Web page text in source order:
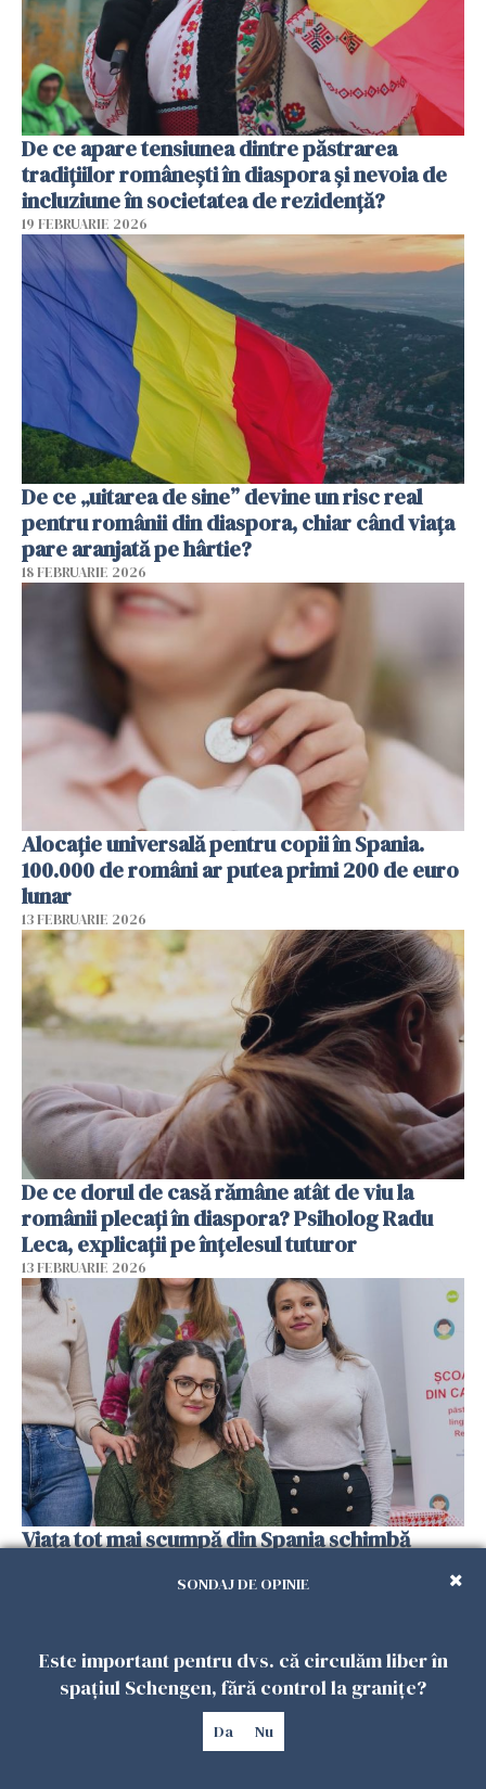
De ce apare tensiunea dintre păstrarea
tradițiilor românești în diaspora și nevoia de
incluziune în societatea de rezidență?
19 FEBRUARIE 2026
De ce „uitarea de sine” devine un risc real
pentru românii din diaspora, chiar când viața
pare aranjată pe hârtie?
18 FEBRUARIE 2026
Alocație universală pentru copii în Spania.
100.000 de români ar putea primi 200 de euro
lunar
13 FEBRUARIE 2026
De ce dorul de casă rămâne atât de viu la
românii plecați în diaspora? Psiholog Radu
Leca, explicații pe înțelesul tuturor
13 FEBRUARIE 2026
Viața tot mai scumpă din Spania schimbă
SONDAJ DE OPINIE
Este important pentru dvs. că circulăm liber în
spațiul Schengen, fără control la granițe?
Da Nu